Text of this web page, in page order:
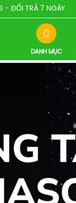
- ĐỔI TRẢ 7 NGÀY
DANH MỤC